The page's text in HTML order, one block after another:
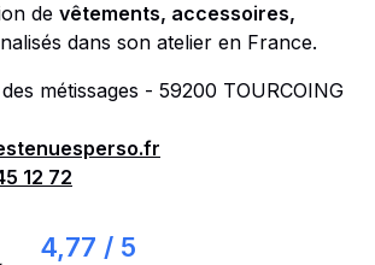
de vêtements, accessoires,
dans son atelier en France.
métissages - 59200 TOURCOING
12 72
4,77 / 5